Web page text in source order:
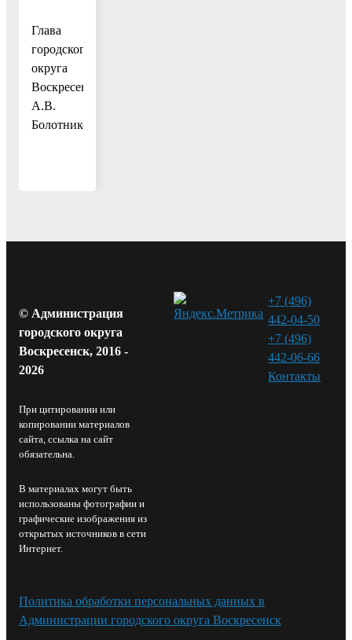
Глава
городского
округа
Воскресенск
А.В.
Болотников
© Администрация
городского округа
Воскресенск, 2016 -
2026
При цитировании или
копировании материалов
сайта, ссылка на сайт
обязательна.
В материалах могут быть
использованы фотографии и
графические изображения из
открытых источников в сети
Интернет.
+7 (496)
442-04-50
+7 (496)
442-06-66
Контакты⁠
Политика обработки персональных данных в
Администрации городского округа Воскресенск